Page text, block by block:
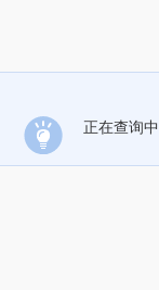
正在查询